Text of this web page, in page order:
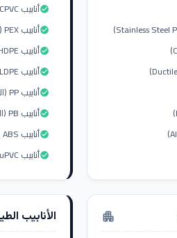
أنابيب CPVC (البولي فينيل كلوريد المعالج بالكلور)check_circle
أنابيب PEX (البولي إيثيلين المتشابك)check_circle
أنابيب HDPE (البولي إيثيلين عالي الكثافة)check_circle
أنابيب LDPE (البولي إيثيلين منخفض الكثافة)check_circle
أنابيب PP (البولي بروبيلين)check_circle
أنابيب PB (البولي بيوتيلين)check_circle
أنابيب ABS (أكريلونيتريل بوتادين ستايرين)check_circle
أنابيب uPVC (البولي فينيل كلوريد غير الملدن)check_circle
apartment الأنابيب